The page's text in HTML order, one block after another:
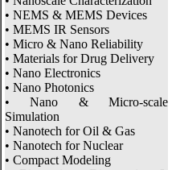
• NEMS & MEMS Devices
• MEMS IR Sensors
• Micro & Nano Reliability
• Materials for Drug Delivery
• Nano Electronics
• Nano Photonics
• Nano & Micro-scale
Simulation
• Nanotech for Oil & Gas
• Nanotech for Nuclear
• Compact Modeling